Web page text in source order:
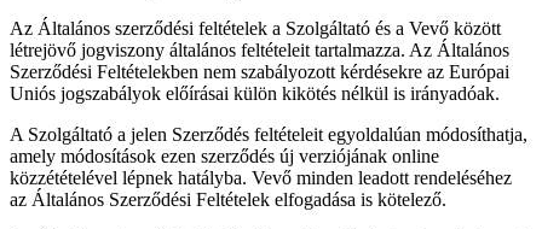
Az Általános szerződési feltételek a Szolgáltató és a Vevő között
létrejövő jogviszony általános feltételeit tartalmazza. Az Általános
Szerződési Feltételekben nem szabályozott kérdésekre az Európai
Uniós jogszabályok előírásai külön kikötés nélkül is irányadóak.
A Szolgáltató a jelen Szerződés feltételeit egyoldalúan módosíthatja,
amely módosítások ezen szerződés új verziójának online
közzétételével lépnek hatályba. Vevő minden leadott rendeléséhez
az Általános Szerződési Feltételek elfogadása is kötelező.